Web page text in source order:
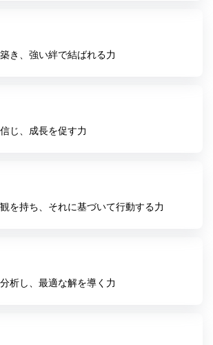
き、強い絆で結ばれる力
じ、成長を促す力
を持ち、それに基づいて行動する力
析し、最適な解を導く力